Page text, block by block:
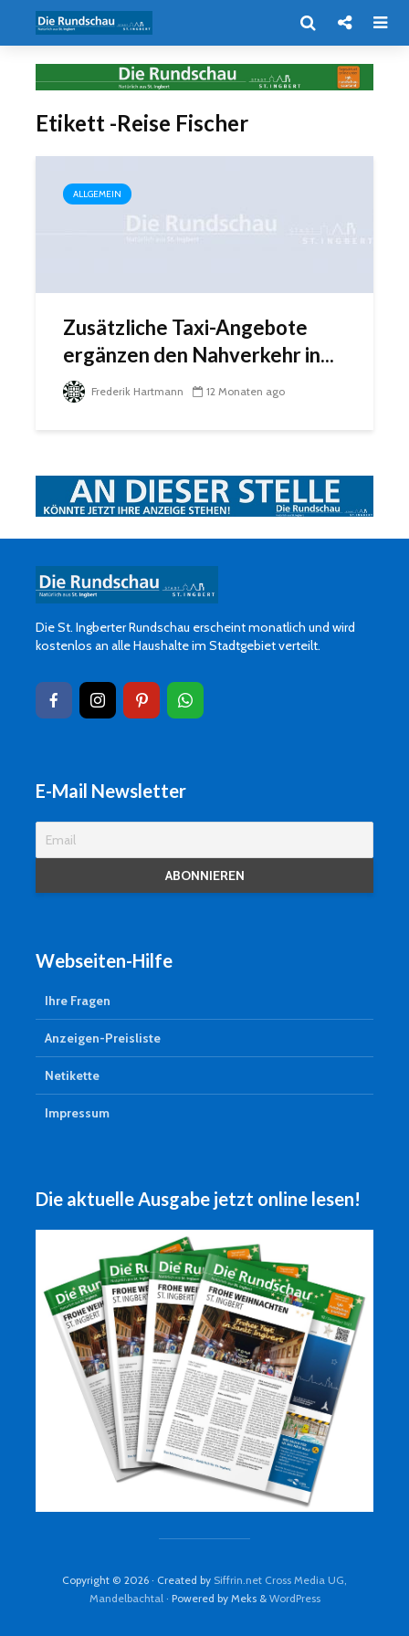
Etikett -Reise Fischer
ALLGEMEIN
Zusätzliche Taxi-Angebote
ergänzen den Nahverkehr in...
Frederik Hartmann 12 Monaten ago
Die St. Ingberter Rundschau erscheint monatlich und wird
kostenlos an alle Haushalte im Stadtgebiet verteilt.
E-Mail Newsletter
Webseiten-Hilfe
Ihre Fragen
Anzeigen-Preisliste
Netikette
Impressum
Die aktuelle Ausgabe jetzt online lesen!
Copyright © 2026 · Created by Siffrin.net Cross Media UG,
Mandelbachtal· Powered by Meks & WordPress